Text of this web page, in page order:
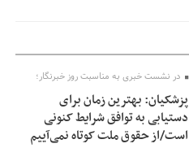
در نشست خبری به مناسبت روز خبرنگار؛
پزشکیان‌: بهترین زمان برای
دستیابی به توافق شرایط کنونی
است/از حقوق ملت کوتاه نمی‌آییم